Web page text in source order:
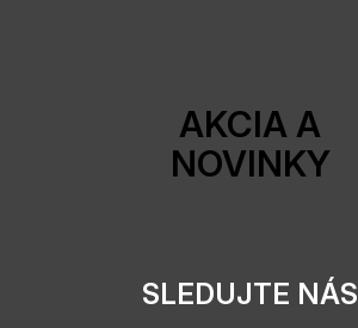
AKCIA A
NOVINKY
SLEDUJTE NÁS